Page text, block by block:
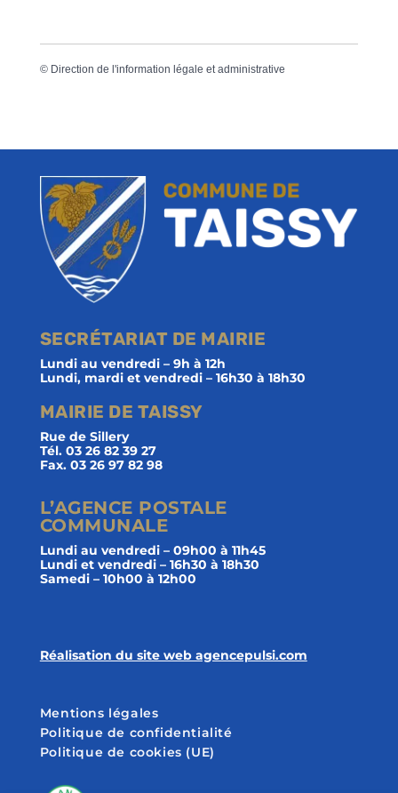
© Direction de l'information légale et administrative
SECRÉTARIAT DE MAIRIE
Lundi au vendredi – 9h à 12h
Lundi, mardi et vendredi – 16h30 à 18h30
MAIRIE DE TAISSY
Rue de Sillery
Tél. 03 26 82 39 27
Fax. 03 26 97 82 98
L’AGENCE POSTALE
COMMUNALE
Lundi au vendredi – 09h00 à 11h45
Lundi et vendredi – 16h30 à 18h30
Samedi – 10h00 à 12h00
Réalisation du site web agencepulsi.com
Mentions légales
Politique de confidentialité
Politique de cookies (UE)